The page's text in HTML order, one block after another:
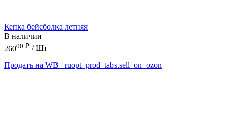
Кепка бейсболка летняя
В наличии
26000 ₽ / Шт
Продать на WB
_ruopt_prod_tabs.sell_on_ozon